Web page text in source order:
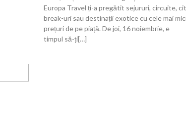
Europa Travel ți-a pregătit sejururi, circuite,
break-uri sau destinații exotice cu cele mai
prețuri de pe piață. De joi, 16 noiembrie, e
timpul să-ți[…]